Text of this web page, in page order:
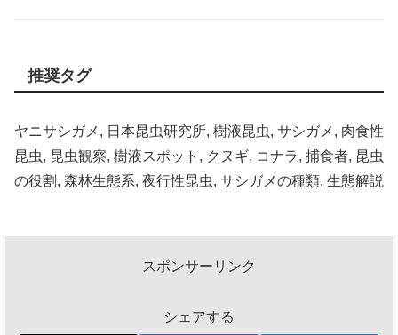
推奨タグ
ヤニサシガメ, 日本昆虫研究所, 樹液昆虫, サシガメ, 肉食性
昆虫, 昆虫観察, 樹液スポット, クヌギ, コナラ, 捕食者, 昆虫
の役割, 森林生態系, 夜行性昆虫, サシガメの種類, 生態解説
スポンサーリンク
シェアする